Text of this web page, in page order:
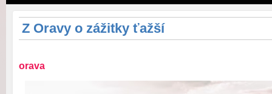
Z Oravy o zážitky ťažší
orava